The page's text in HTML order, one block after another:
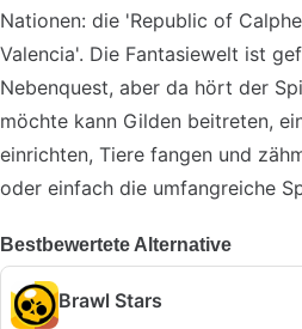
Nationen: die 'Republic of
Valencia'. Die Fantasiewelt ist
Nebenquest, aber da hört der
möchte kann Gilden beitreten,
einrichten, Tiere fangen und
oder einfach die umfangreiche
Bestbewertete Alternative
Brawl Stars